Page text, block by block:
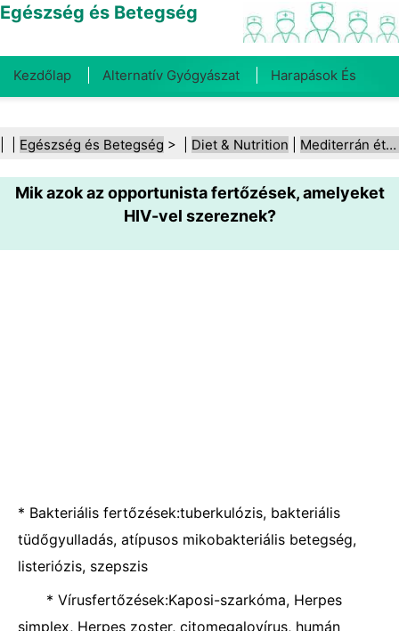
Egészség és Betegség
Kezdőlap Alternatív Gyógyászat Harapások És
Fogegészség Diéta És Táplálkozás Családi
Egészség Egészségügyi Ágazat Mentális Egészség
Egészség és Betegség > | Diet & Nutrition Mediterrán étrend
Mik azok az opportunista fertőzések, amelyeket
HIV-vel szereznek?
* Bakteriális fertőzések:tuberkulózis, bakteriális
tüdőgyulladás, atípusos mikobakteriális betegség,
listeriózis, szepszis
* Vírusfertőzések:Kaposi-szarkóma, Herpes
simplex, Herpes zoster, citomegalovírus, humán